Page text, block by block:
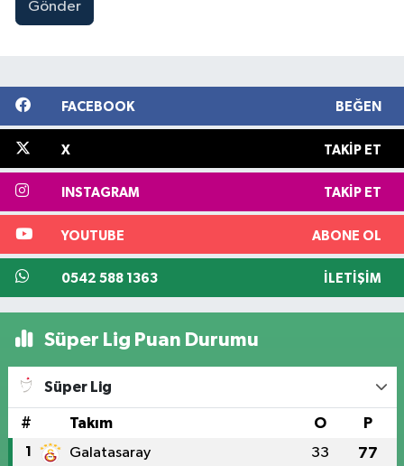
Gönder
FACEBOOK BEĞEN
X TAKIP ET
INSTAGRAM TAKIP ET
YOUTUBE ABONE OL
0542 588 1363 İLETIŞIM
Süper Lig Puan Durumu
Süper Lig
# Takım O P
1 Galatasaray 33 77